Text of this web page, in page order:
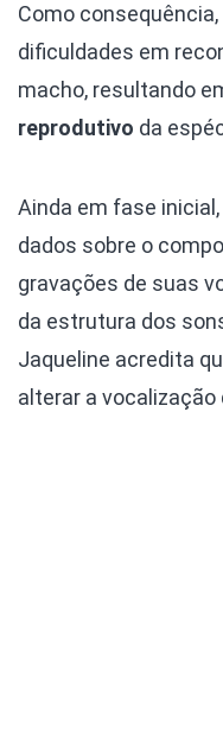
Como
dificuldades em
macho, resultando
reprodutivo da
Ainda em fase
dados sobre o
gravações de suas
da estrutura dos
Jaqueline acredita
alterar a